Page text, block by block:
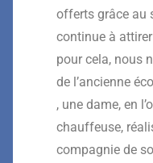
offerts grâce au
continue à
pour cela, nous
de l’ancienne
, une dame, en
chauffeuse,
compagnie de